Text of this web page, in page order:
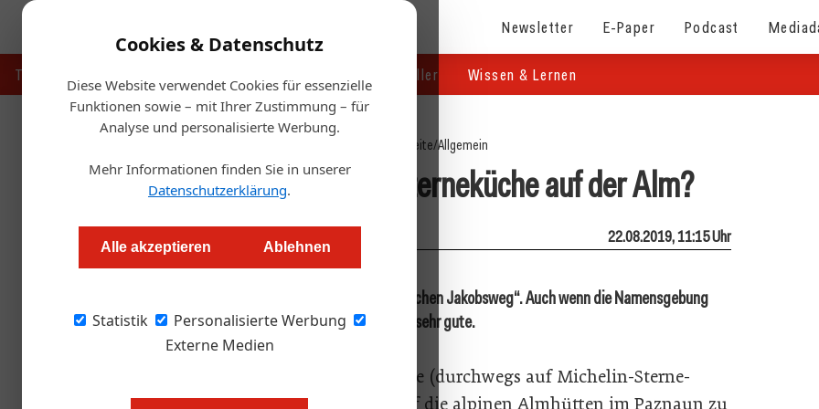
Cookies & Datenschutz
Diese Website verwendet Cookies für essenzielle
Funktionen sowie – mit Ihrer Zustimmung – für
Analyse und personalisierte Werbung.
Mehr Informationen finden Sie in unserer
Datenschutzerklärung.
Alle akzeptieren Ablehnen
Statistik
Personalisierte Werbung
Externe Medien
Newsletter E-Paper Podcast
Touristik Handel & Hersteller Wissen & Lernen
Startseite/Allgemein
Vor Ort: Braucht’s Sterneküche auf der Alm?
Daniel Nutz 22.08.2019, 11:15 Uhr
Seit elf Jahren lädt das Paznaun zum „kulinarischen Jakobsweg“. Auch wenn die Namensgebung
eher nach alten Socken riecht, ist die Idee eine sehr gute.
Jedes Jahr werden fünf Spitzenköche (durchwegs auf Michelin-Sterne-
Niveau) gebeten, ihr Know-how auf die alpinen Almhütten im Paznaun zu